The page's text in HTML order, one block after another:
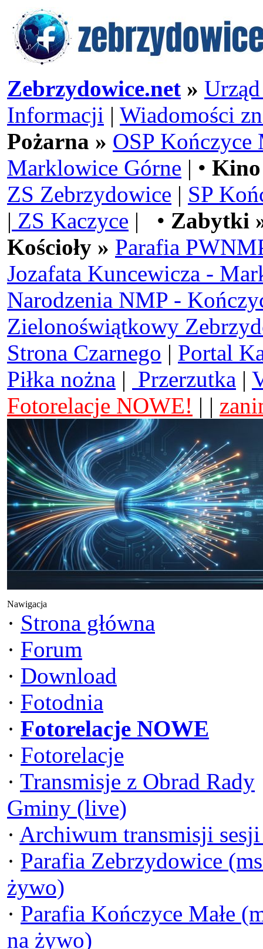
Zebrzydowice.net »
Informacji | Wiadomości
Pożarna » OSP Kończyce
Marklowice Górne | •
ZS Zebrzydowice | SP
| ZS Kaczyce | • Zabytki
Kościoły » Parafia
Jozafata Kuncewicza -
Narodzenia NMP -
Zielonoświątkowy
Strona Czarnego | Portal
Piłka nożna | Przerzutka |
Fotorelacje NOWE! | |
Nawigacja
· Strona główna
· Forum
· Download
· Fotodnia
· Fotorelacje NOWE
· Fotorelacje
· Transmisje z Obrad Rady
Gminy (live)
· Archiwum transmisji
· Parafia Zebrzydowice
żywo)
· Parafia Kończyce Małe
na żywo)